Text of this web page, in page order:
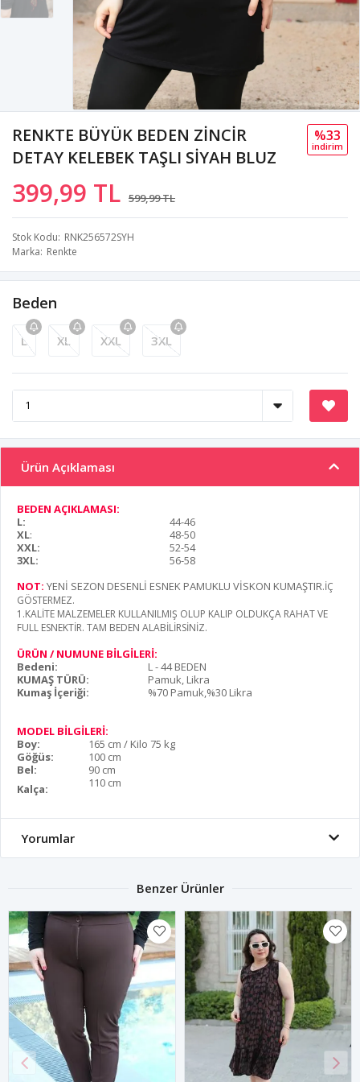
RENKTE BÜYÜK BEDEN ZİNCİR
DETAY KELEBEK TAŞLI SİYAH BLUZ
399,99 TL 599,99 TL
%33
i̇ndi̇ri̇m
Stok Kodu RNK256572SYH
Marka Renkte
Beden
L XL XXL 3XL
Ürün Açıklaması
BEDEN AÇIKLAMASI:
L:
44-46
XL:
48-50
XXL:
52-54
3XL:
56-58
NOT: YENİ SEZON DESENLİ ESNEK PAMUKLU VİSKON KUMAŞTIR.İÇ
GÖSTERMEZ.
1.KALİTE MALZEMELER KULLANILMIŞ OLUP KALIP OLDUKÇA RAHAT VE
FULL ESNEKTİR. TAM BEDEN ALABİLİRSİNİZ.
ÜRÜN / NUMUNE BİLGİLERİ:
Bedeni:
L - 44 BEDEN
KUMAŞ TÜRÜ:
Pamuk, Likra
Kumaş İçeriği:
%70 Pamuk,%30 Likra
MODEL BİLGİLERİ:
Boy:
165 cm / Kilo 75 kg
Göğüs:
100 cm
Bel:
90 cm
Kalça:
110 cm
Yorumlar
Benzer Ürünler